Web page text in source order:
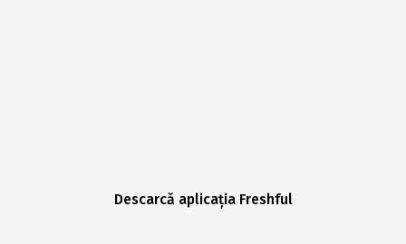
Descarcă aplicația Freshful